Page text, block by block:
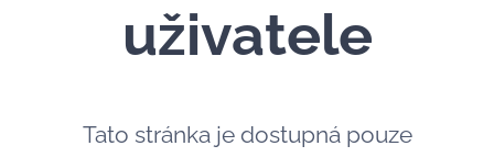
uživatele
Tato stránka je dostupná pouze